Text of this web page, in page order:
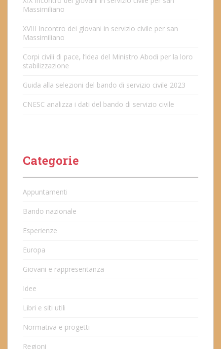
Massimiliano
XVIII Incontro dei giovani in servizio civile per san
Massimiliano
Corpi civili di pace, l’idea del Ministro Abodi per la loro
stabilizzazione
Guida alla selezioni del bando di servizio civile 2023
CNESC analizza i dati del bando di servizio civile
Categorie
Appuntamenti
Bando nazionale
Esperienze
Europa
Giovani e rappresentanza
Idee
Libri e siti utili
Normativa e progetti
Regioni